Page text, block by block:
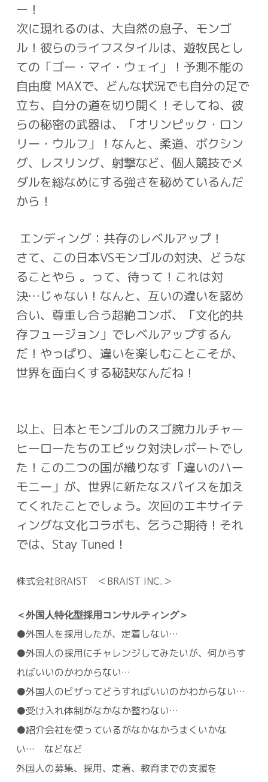
ー！
次に現れるのは、大自然の息子、モンゴ
ル！彼らのライフスタイルは、遊牧民とし
ての 「ゴー・マイ・ウェイ」！予測不能の
自由度 MAXで、どんな状況でも自分の足で
立ち、 自分の道を切り開く！そしてね、彼
らの秘密の武器は、「オリンピック・ロン
リー・ウルフ」！なんと、柔道、ボクシン
グ、レスリング、射撃など、個人競技でメ
ダルを総なめにする強さを秘めているんだ
から！
エンディング：共存のレベルアップ！
さて、この日本VSモンゴルの対決、どうな
ることやら 。って、待って！これは対
決… じゃない！なんと、互いの違いを認め
合い、尊重し合う超絶コンボ、「文化的共
存フュージョン」でレベルアップするん
だ！やっぱり、違いを楽しむことこそが、
世界を面白くする秘訣なんだね！
以上、日本とモンゴルのスゴ腕カルチャー
ヒーローたちのエピック対決レポートでし
た！ この二つの国が織りなす「違いのハー
モニー」が、世界に新たなスパイスを加え
てくれたことでしょう。次回のエキサイテ
ィングな文化コラボも、乞うご期待！それ
では、 Stay Tuned！
株式会社BRAIST ＜BRAIST INC.＞
＜外国人特化型採用コンサルティング＞
●外国人を採用したが、定着しない…
●外国人の採用にチャレンジしてみたいが、何からす
ればいいのかわからない…
●外国人のビザってどうすればいいのかわからない…
●受け入れ体制がなかなか整わない…
●紹介会社を使っているがなかなかうまくいかな
い… などなど
外国人の募集、採用、定着、教育までの支援を